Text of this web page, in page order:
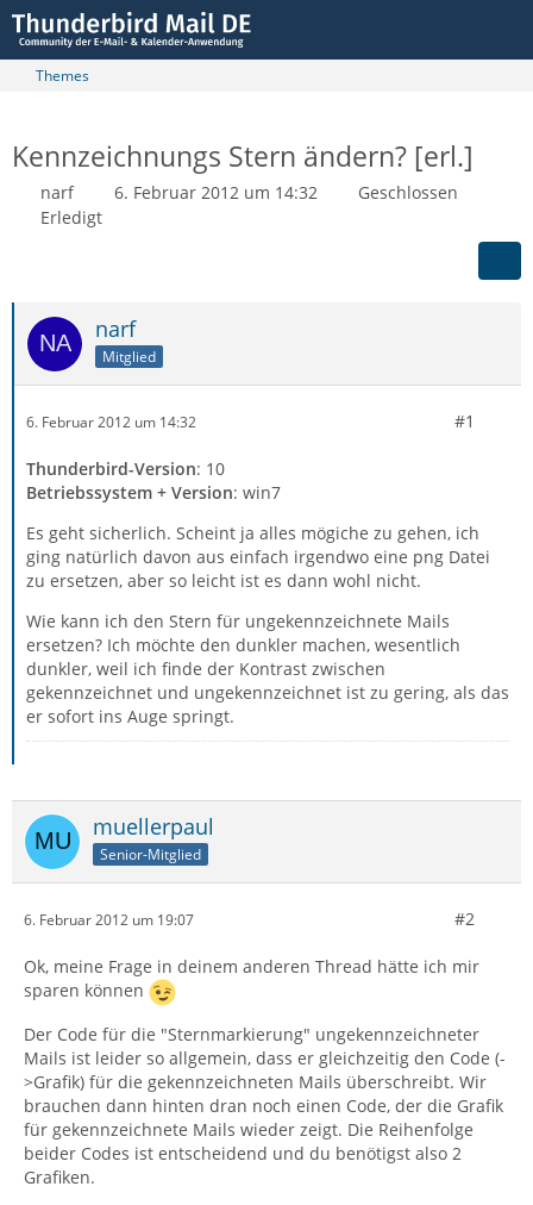
Themes
Kennzeichnungs Stern ändern? [erl.]
narf 6. Februar 2012 um 14:32
Geschlossen
Erledigt
narf
Mitglied
6. Februar 2012 um 14:32 #1
Thunderbird-Version: 10
Betriebssystem + Version: win7
Es geht sicherlich. Scheint ja alles mögiche zu gehen, ich
ging natürlich davon aus einfach irgendwo eine png Datei
zu ersetzen, aber so leicht ist es dann wohl nicht.
Wie kann ich den Stern für ungekennzeichnete Mails
ersetzen? Ich möchte den dunkler machen, wesentlich
dunkler, weil ich finde der Kontrast zwischen
gekennzeichnet und ungekennzeichnet ist zu gering, als das
er sofort ins Auge springt.
muellerpaul
Senior-Mitglied
6. Februar 2012 um 19:07 #2
Ok, meine Frage in deinem anderen Thread hätte ich mir
sparen können
Der Code für die "Sternmarkierung" ungekennzeichneter
Mails ist leider so allgemein, dass er gleichzeitig den Code (-
>Grafik) für die gekennzeichneten Mails überschreibt. Wir
brauchen dann hinten dran noch einen Code, der die Grafik
für gekennzeichnete Mails wieder zeigt. Die Reihenfolge
beider Codes ist entscheidend und du benötigst also 2
Grafiken.